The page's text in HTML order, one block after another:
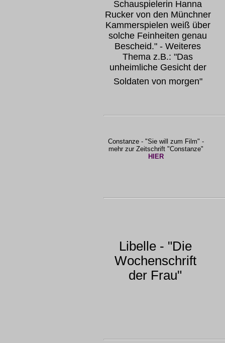
Schauspielerin Hanna
Rucker von den Münchner
Kammerspielen weiß über
solche Feinheiten genau
Bescheid." - Weiteres
Thema z.B.: "Das
unheimliche Gesicht der
Soldaten von morgen"
Constanze - "Sie will zum Film" -
mehr zur Zeitschrift "Constanze"
HIER
Libelle - "Die
Wochenschrift
der Frau"